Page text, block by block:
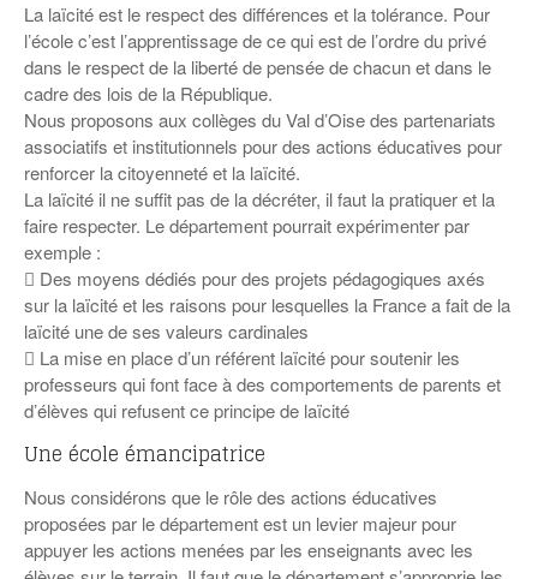
La laïcité est le respect des différences et la tolérance. Pour
l’école c’est l’apprentissage de ce qui est de l’ordre du privé
dans le respect de la liberté de pensée de chacun et dans le
cadre des lois de la République.
Nous proposons aux collèges du Val d’Oise des partenariats
associatifs et institutionnels pour des actions éducatives pour
renforcer la citoyenneté et la laïcité.
La laïcité il ne suffit pas de la décréter, il faut la pratiquer et la
faire respecter. Le département pourrait expérimenter par
exemple :
 Des moyens dédiés pour des projets pédagogiques axés
sur la laïcité et les raisons pour lesquelles la France a fait de la
laïcité une de ses valeurs cardinales
 La mise en place d’un référent laïcité pour soutenir les
professeurs qui font face à des comportements de parents et
d’élèves qui refusent ce principe de laïcité
Une école émancipatrice
Nous considérons que le rôle des actions éducatives
proposées par le département est un levier majeur pour
appuyer les actions menées par les enseignants avec les